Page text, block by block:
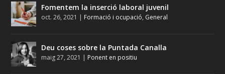
Fomentem la inserció laboral juvenil
oct. 26, 2021 | Formació i ocupació, General
Deu coses sobre la Puntada Canalla
maig 27, 2021 | Ponent en positiu